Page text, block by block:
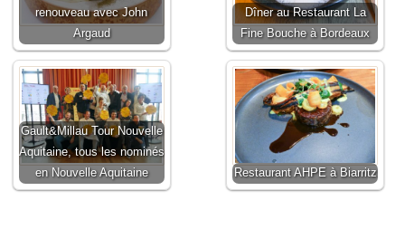
renouveau avec John
Argaud
Dîner au Restaurant La
Fine Bouche à Bordeaux
Gault&Millau Tour Nouvelle
Aquitaine, tous les nominés
en Nouvelle Aquitaine
Restaurant AHPE à Biarritz